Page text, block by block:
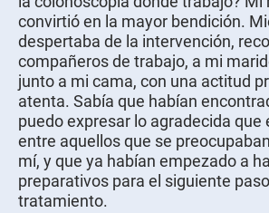
convirtió en la mayor bendición.
despertaba de la intervención,
compañeros de trabajo, a mi
junto a mi cama, con una actitud
atenta. Sabía que habían
puedo expresar lo agradecida
entre aquellos que se
mí, y que ya habían empezado a
preparativos para el siguiente
tratamiento.